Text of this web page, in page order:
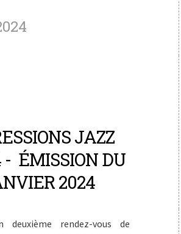
JAZZ
- ÉMISSION DU
2024
deuxième rendez-vous de